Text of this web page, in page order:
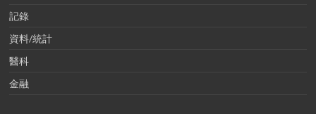
記錄
資料/統計
醫科
金融